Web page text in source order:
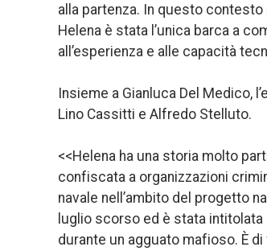
alla partenza. In questo
Helena è stata l’unica barca a
all’esperienza e alle capacità
Insieme a Gianluca Del Medico,
Lino Cassitti e Alfredo Stelluto.
<<Helena ha una storia molto
confiscata a organizzazioni
navale nell’ambito del progetto
luglio scorso ed è stata intitolata
durante un agguato mafioso. È